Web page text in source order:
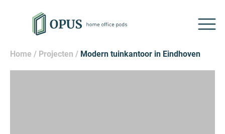
Home / Projecten / Modern tuinkantoor in Eindhoven